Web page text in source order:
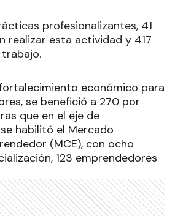
profesionalizantes, 41
realizar esta actividad y 417
económico para
se benefició a 270 por
que en el eje de
habilitó el Mercado
(MCE), con ocho
123 emprendedores